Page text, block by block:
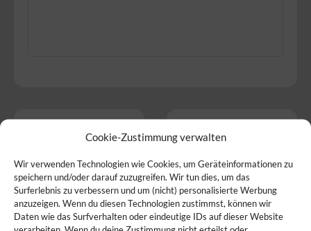
Cookie-Zustimmung verwalten
Wir verwenden Technologien wie Cookies, um Geräteinformationen zu
speichern und/oder darauf zuzugreifen. Wir tun dies, um das
Surferlebnis zu verbessern und um (nicht) personalisierte Werbung
anzuzeigen. Wenn du diesen Technologien zustimmst, können wir
Daten wie das Surfverhalten oder eindeutige IDs auf dieser Website
Produkte
Wir bieten folgende
Produkte an:
Eier,Fleisch,
Gemüse,Käse,
Service
So bieten wir unsere
Produkte an: